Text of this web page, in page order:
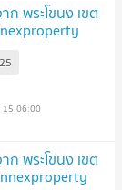
ก พระโขนง เขต
25
ก พระโขนง เขต